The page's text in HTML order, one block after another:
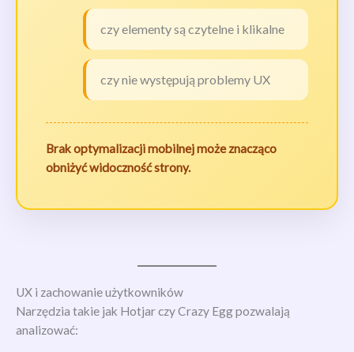
czy elementy są czytelne i klikalne
czy nie występują problemy UX
Brak optymalizacji mobilnej może znacząco
obniżyć widoczność strony.
UX i zachowanie użytkowników
Narzędzia takie jak Hotjar czy Crazy Egg pozwalają
analizować: